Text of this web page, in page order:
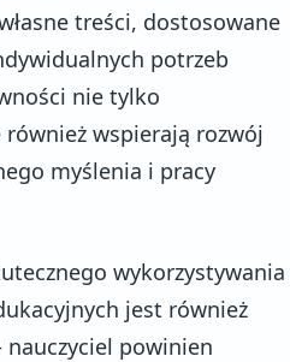
treści, dostosowane
potrzeb
nie tylko
wspierają rozwój
myślenia i pracy
wykorzystywania
jest również
nauczyciel powinien